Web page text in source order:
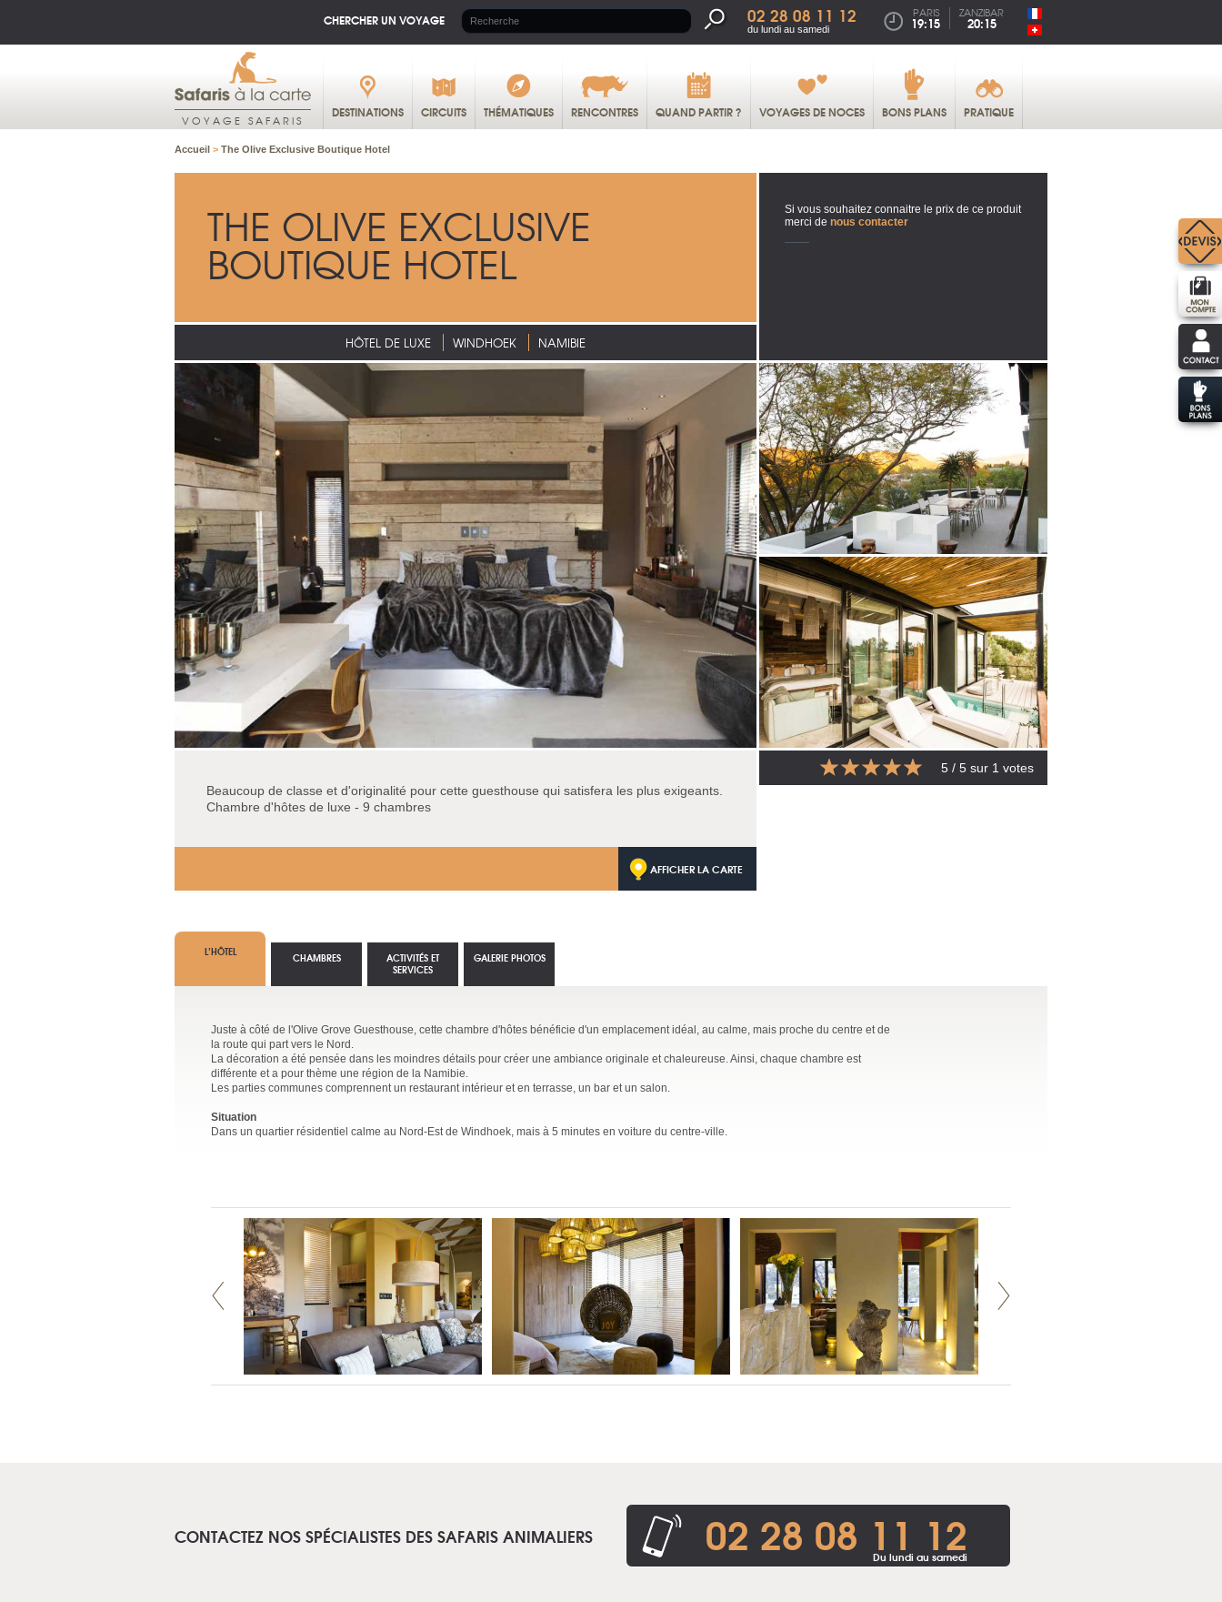
CHERCHER UN VOYAGE 02 28 08 11 12
du lundi au samedi
PARIS
19:15
ZANZIBAR
20:15
VOYAGE SAFARIS DESTINATIONS CIRCUITS THÉMATIQUES RENCONTRES QUAND PARTIR ? VOYAGES DE NOCES BONS PLANS PRATIQUE
Accueil > The Olive Exclusive Boutique Hotel
THE OLIVE EXCLUSIVE
BOUTIQUE HOTEL
HÔTEL DE LUXE WINDHOEK NAMIBIE
Si vous souhaitez connaitre le prix de ce produit
merci de nous contacter
Beaucoup de classe et d'originalité pour cette guesthouse qui satisfera les plus exigeants.
Chambre d'hôtes de luxe - 9 chambres
AFFICHER LA CARTE
5 / 5 sur 1 votes
L’HÔTEL
Juste à côté de l'Olive Grove Guesthouse, cette chambre d'hôtes bénéficie d'un emplacement idéal, au calme, mais proche du centre et de
la route qui part vers le Nord.
La décoration a été pensée dans les moindres détails pour créer une ambiance originale et chaleureuse. Ainsi, chaque chambre est
différente et a pour thème une région de la Namibie.
Les parties communes comprennent un restaurant intérieur et en terrasse, un bar et un salon.
Situation
Dans un quartier résidentiel calme au Nord-Est de Windhoek, mais à 5 minutes en voiture du centre-ville.
CHAMBRES
ACTIVITÉS ET
SERVICES
GALERIE PHOTOS
CONTACTEZ NOS SPÉCIALISTES DES SAFARIS ANIMALIERS 02 28 08 11 12
Du lundi au samedi